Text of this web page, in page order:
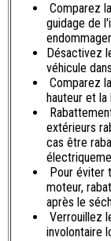
Comparez
guidage de
Désactivez
véhicule
Comparez
hauteur et
extérieurs
cas être
Pour éviter
moteur,
après le
Verrouillez
involontaire